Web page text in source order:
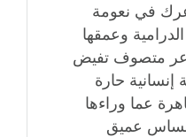
في نعومة
وعمقها
متصوف تفيض
إنسانية حارة
عما وراءها
عميق